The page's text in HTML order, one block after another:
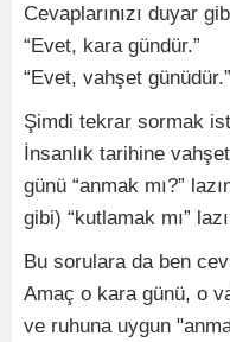
Cevaplarınızı duyar
“Evet, kara gündür.”
“Evet, vahşet günüdür.”
Şimdi tekrar sormak
İnsanlık tarihine
günü “anmak mı?”
gibi) “kutlamak mı”
Bu sorulara da ben
Amaç o kara günü, o
ve ruhuna uygun